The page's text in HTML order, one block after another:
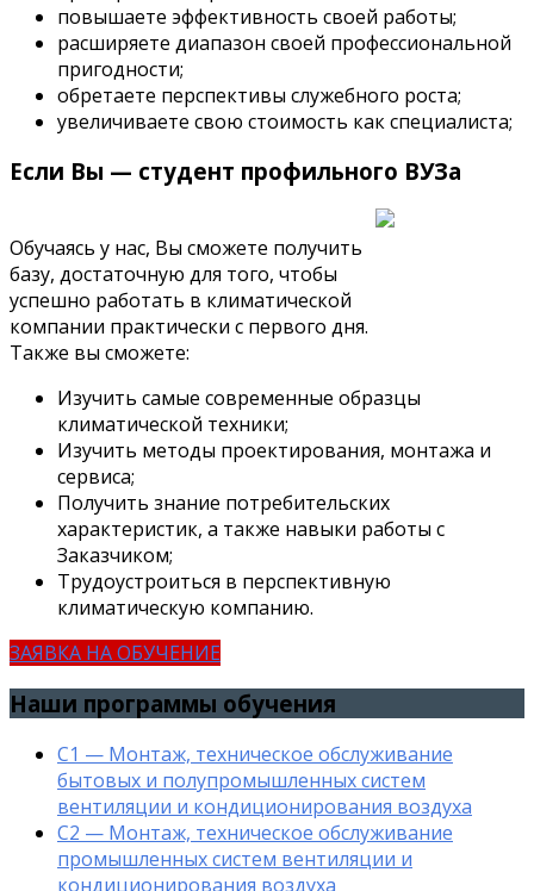
повышаете эффективность своей работы;
расширяете диапазон своей профессиональной
пригодности;
обретаете перспективы служебного роста;
увеличиваете свою стоимость как специалиста;
Если Вы — студент профильного ВУЗа
Обучаясь у нас, Вы сможете получить
базу, достаточную для того, чтобы
успешно работать в климатической
компании практически с первого дня.
Также вы сможете:
Изучить самые современные образцы
климатической техники;
Изучить методы проектирования, монтажа и
сервиса;
Получить знание потребительских
характеристик, а также навыки работы с
Заказчиком;
Трудоустроиться в перспективную
климатическую компанию.
ЗАЯВКА НА ОБУЧЕНИЕ
Наши программы обучения
С1 — Монтаж, техническое обслуживание
бытовых и полупромышленных систем
вентиляции и кондиционирования воздуха
С2 — Монтаж, техническое обслуживание
промышленных систем вентиляции и
кондиционирования воздуха